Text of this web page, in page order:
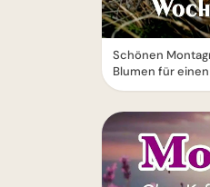
Schönen
Blumen für